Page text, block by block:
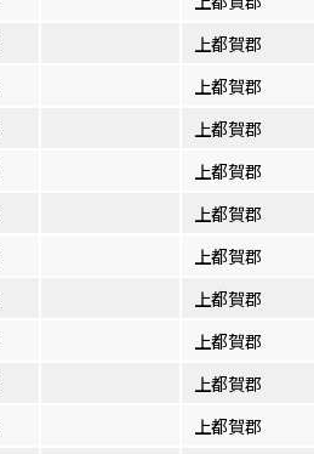
上都賀郡
上都賀郡
上都賀郡
上都賀郡
上都賀郡
上都賀郡
上都賀郡
上都賀郡
上都賀郡
上都賀郡